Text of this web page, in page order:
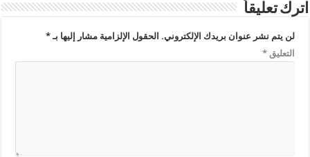
اترك تعليقاً
لن يتم نشر عنوان بريدك الإلكتروني. الحقول الإلزامية مشار إليها بـ*
التعليق*